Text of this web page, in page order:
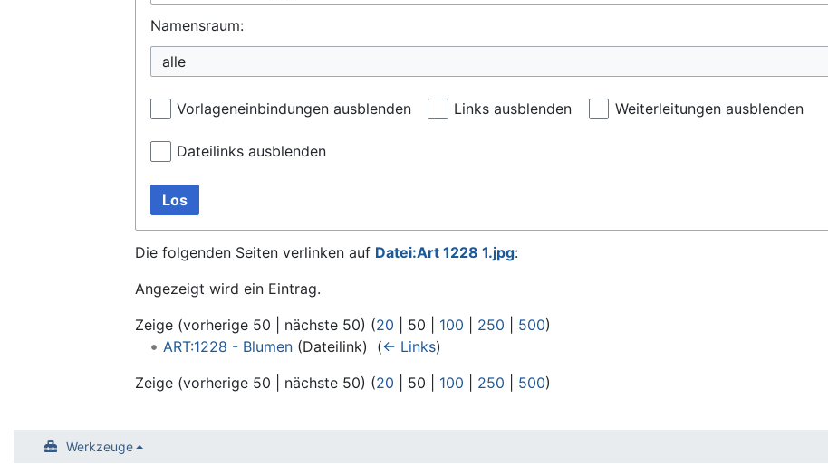
Namensraum:
alle
Vorlageneinbindungen ausblenden Links ausblenden Weiterleitungen ausblenden
Dateilinks ausblenden
Los
Die folgenden Seiten verlinken auf Datei:Art 1228 1.jpg:
Angezeigt wird ein Eintrag.
Zeige (vorherige 50 nächste 50) (20 50 100 250 500)
ART:1228 - Blumen(Dateilink) ‎ (← Links)
Zeige (vorherige 50 nächste 50) (20 50 100 250 500)
Werkzeuge